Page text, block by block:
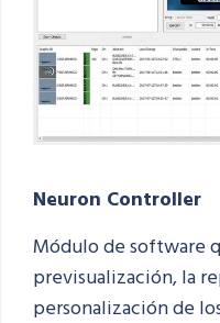
Neuron Controller
Módulo de software
previsualización, la
personalización de